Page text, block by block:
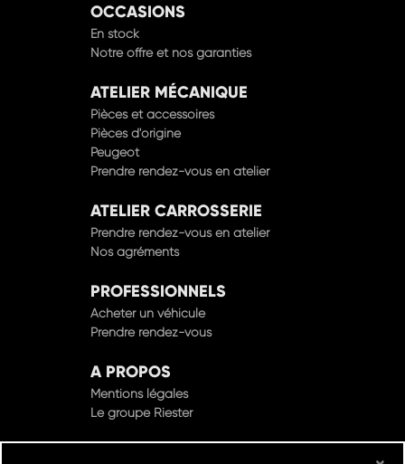
OCCASIONS
En stock
Notre offre et nos garanties
ATELIER MÉCANIQUE
Pièces et accessoires
Pièces d'origine
Peugeot
Prendre rendez-vous en atelier
ATELIER CARROSSERIE
Prendre rendez-vous en atelier
Nos agréments
PROFESSIONNELS
Acheter un véhicule
Prendre rendez-vous
A PROPOS
Mentions légales
Le groupe Riester